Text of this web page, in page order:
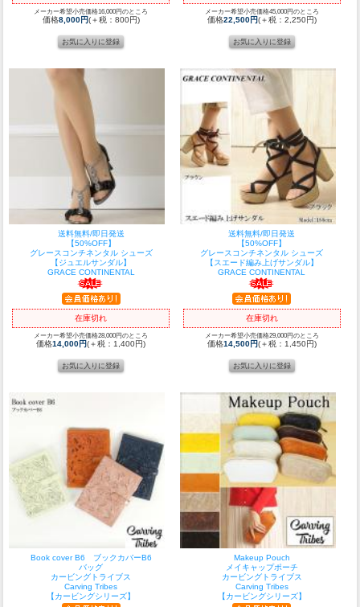
メーカー希望小売価格16,000円のところ
価格8,000円(＋税：800円)
メーカー希望小売価格45,000円のところ
価格22,500円(＋税：2,250円)
送料無料/即日発送
【50%OFF】
グレースコンチネンタル シューズ
【ジュエルサンダル】
GRACE CONTINENTAL
在庫切れ
メーカー希望小売価格28,000円のところ
価格14,000円(＋税：1,400円)
送料無料/即日発送
【50%OFF】
グレースコンチネンタル シューズ
【スエード編み上げサンダル】
GRACE CONTINENTAL
在庫切れ
メーカー希望小売価格29,000円のところ
価格14,500円(＋税：1,450円)
Book cover B6 ブックカバーB6
バッグ
カービングトライブス
Carving Tribes
【カービングシリーズ】
Makeup Pouch
メイキャップポーチ
カービングトライブス
Carving Tribes
【カービングシリーズ】